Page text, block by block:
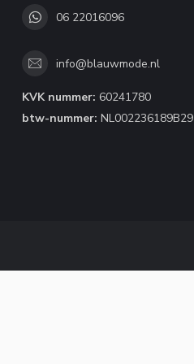
06 22016096
info@blauwmode.nl
KVK nummer: 60241780
btw-nummer: NL002236189B29